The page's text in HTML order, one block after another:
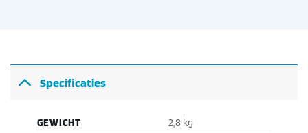
Specificaties
GEWICHT
2,8 kg